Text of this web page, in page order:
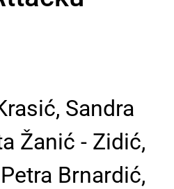
Sandra
Žanić - Zidić,
Brnardić,